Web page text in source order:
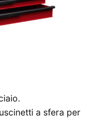
a sfera per